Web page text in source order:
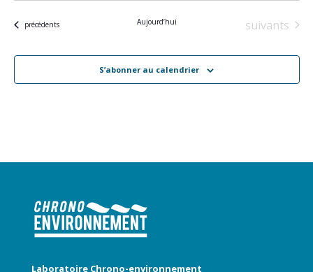
Évènements
précédents Aujourd’hui Évènements
suivants
S’abonner au calendrier
Laboratoire Chrono-environnement